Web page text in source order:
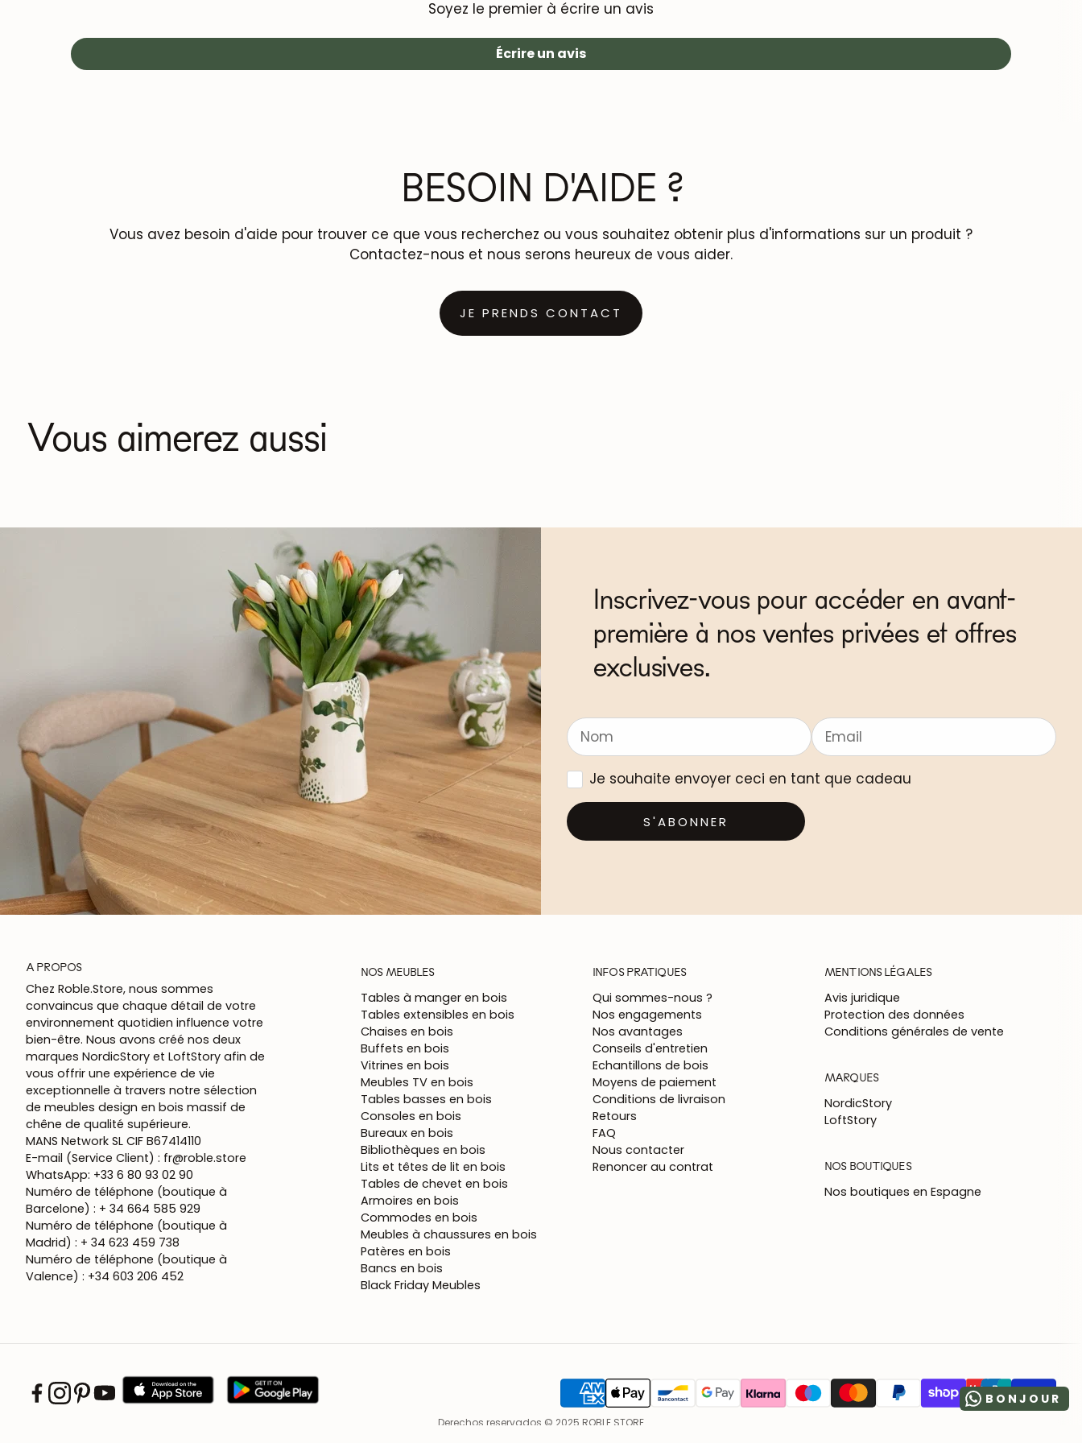
Soyez le premier à écrire un avis
Écrire un avis
BESOIN D'AIDE ?
Vous avez besoin d'aide pour trouver ce que vous recherchez ou vous souhaitez obtenir plus d'informations sur un produit ?
Contactez-nous et nous serons heureux de vous aider.
JE PRENDS CONTACT
Vous aimerez aussi
Inscrivez-vous pour accéder en avant-
première à nos ventes privées et offres
exclusives.
Je souhaite envoyer ceci en tant que cadeau
S'ABONNER
A PROPOS
Chez Roble.Store, nous sommes
convaincus que chaque détail de votre
environnement quotidien influence votre
bien-être. Nous avons créé nos deux
marques NordicStory et LoftStory afin de
vous offrir une expérience de vie
exceptionnelle à travers notre sélection
de meubles design en bois massif de
chêne de qualité supérieure.
MANS Network SL CIF B67414110
E-mail (Service Client) : fr@roble.store
WhatsApp: +33 6 80 93 02 90
Numéro de téléphone (boutique à
Barcelone) : + 34 664 585 929
Numéro de téléphone (boutique à
Madrid) : + 34 623 459 738
Numéro de téléphone (boutique à
Valence) : +34 603 206 452
NOS MEUBLES
Tables à manger en bois
Tables extensibles en bois
Chaises en bois
Buffets en bois
Vitrines en bois
Meubles TV en bois
Tables basses en bois
Consoles en bois
Bureaux en bois
Bibliothèques en bois
Lits et têtes de lit en bois
Tables de chevet en bois
Armoires en bois
Commodes en bois
Meubles à chaussures en bois
Patères en bois
Bancs en bois
Black Friday Meubles
INFOS PRATIQUES
Qui sommes-nous ?
Nos engagements
Nos avantages
Conseils d'entretien
Echantillons de bois
Moyens de paiement
Conditions de livraison
Retours
FAQ
Nous contacter
Renoncer au contrat
MENTIONS LÉGALES
Avis juridique
Protection des données
Conditions générales de vente
MARQUES
NordicStory
LoftStory
NOS BOUTIQUES
Nos boutiques en Espagne
Derechos reservados © 2025 ROBLE.STORE
BONJOUR